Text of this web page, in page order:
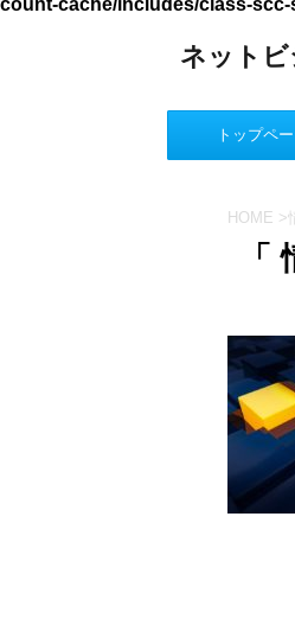
count-cache/includes/class-
ネット
トップペ
HOME >
「